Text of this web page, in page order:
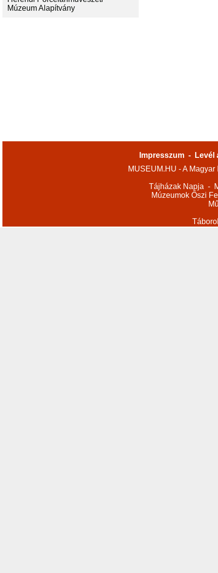
Múzeum Alapítvány
Impresszum -
Levél
MUSEUM.HU - A
Tájházak Napja -
Múzeumok Őszi